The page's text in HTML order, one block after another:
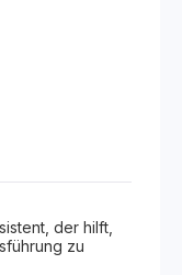
der hilft,
zu